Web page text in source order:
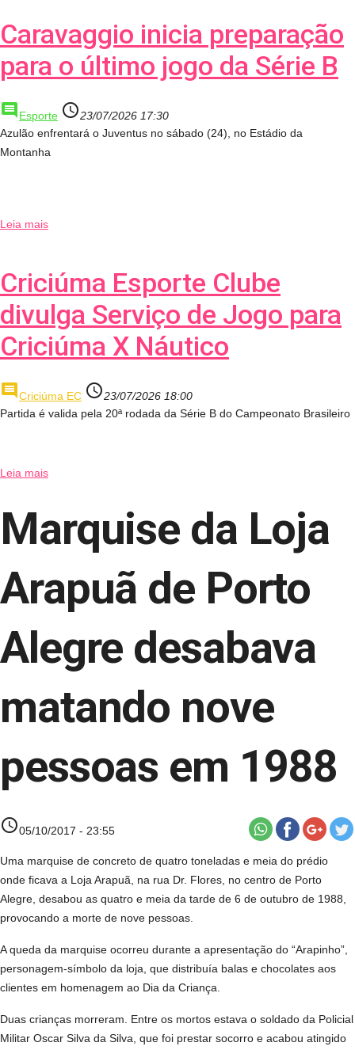
Caravaggio inicia preparação
para o último jogo da Série B
comment Esporte access_time23/07/2026 17:30
Azulão enfrentará o Juventus no sábado (24), no Estádio da
Montanha
Leia mais
Criciúma Esporte Clube
divulga Serviço de Jogo para
Criciúma X Náutico
commentCriciúma EC access_time23/07/2026 18:00
Partida é valida pela 20ª rodada da Série B do Campeonato Brasileiro
Leia mais
Marquise da Loja
Arapuã de Porto
Alegre desabava
matando nove
pessoas em 1988
access_time05/10/2017 - 23:55
Uma marquise de concreto de quatro toneladas e meia do prédio
onde ficava a Loja Arapuã, na rua Dr. Flores, no centro de Porto
Alegre, desabou as quatro e meia da tarde de 6 de outubro de 1988,
provocando a morte de nove pessoas.
A queda da marquise ocorreu durante a apresentação do “Arapinho”,
personagem-símbolo da loja, que distribuía balas e chocolates aos
clientes em homenagem ao Dia da Criança.
Duas crianças morreram. Entre os mortos estava o soldado da Policial
Militar Oscar Silva da Silva, que foi prestar socorro e acabou atingido